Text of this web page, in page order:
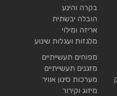
בקרה והינע
הובלה יבשתית
אריזה ומילוי
מלגזות ועגלות שינוע
מפוחים תעשייתיים
מזגנים תעשייתיים
מערכות סינון אוויר
מיזוג וקירור